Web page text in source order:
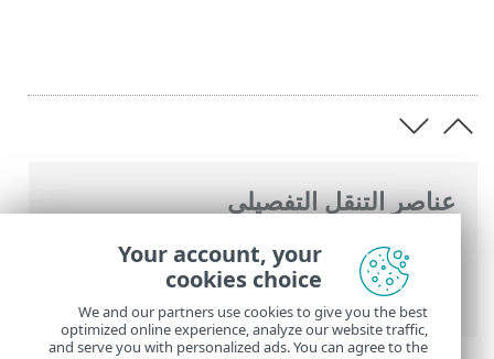
عناصر التنقل التفصيلي
تعليمات ESET عبر الإنترنت >
ESET PROTECT
On-Prem
> الترحيل وإعادة التثبيت
PROTECTترحيل قاعدة بيانات ‎
Your account, your
cookies choice
We and our partners use cookies to give you the best
optimized online experience, analyze our website traffic,
and serve you with personalized ads. You can agree to the